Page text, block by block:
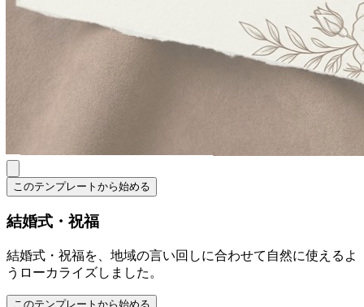
このテンプレートから始める
結婚式・祝福
結婚式・祝福を、地域の言い回しに合わせて自然に使えるよ
うローカライズしました。
このテンプレートから始める